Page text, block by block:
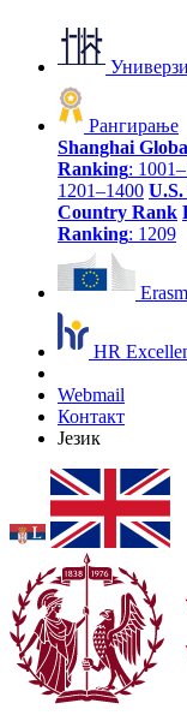
Рангирање
Shanghai
Ranking:
1201–1400
Country Rank
Ranking: 1209
HR
Webmail
Контакт
Језик